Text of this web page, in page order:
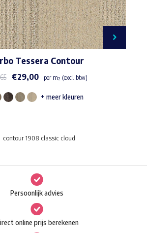
op zoek?
Tessera Contour
€29,00 per m² (excl. btw)
Deze
optie
kan
gekozen
worden
+ meer kleuren
contour 1908 classic cloud
Persoonlijk advies
online prijs berekenen